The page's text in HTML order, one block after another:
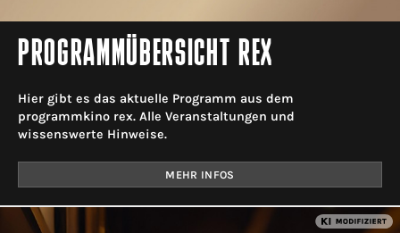
PROGRAMMÜBERSICHT REX
Hier gibt es das aktuelle Programm aus dem
programmkino rex. Alle Veranstaltungen und
wissenswerte Hinweise.
MEHR INFOS